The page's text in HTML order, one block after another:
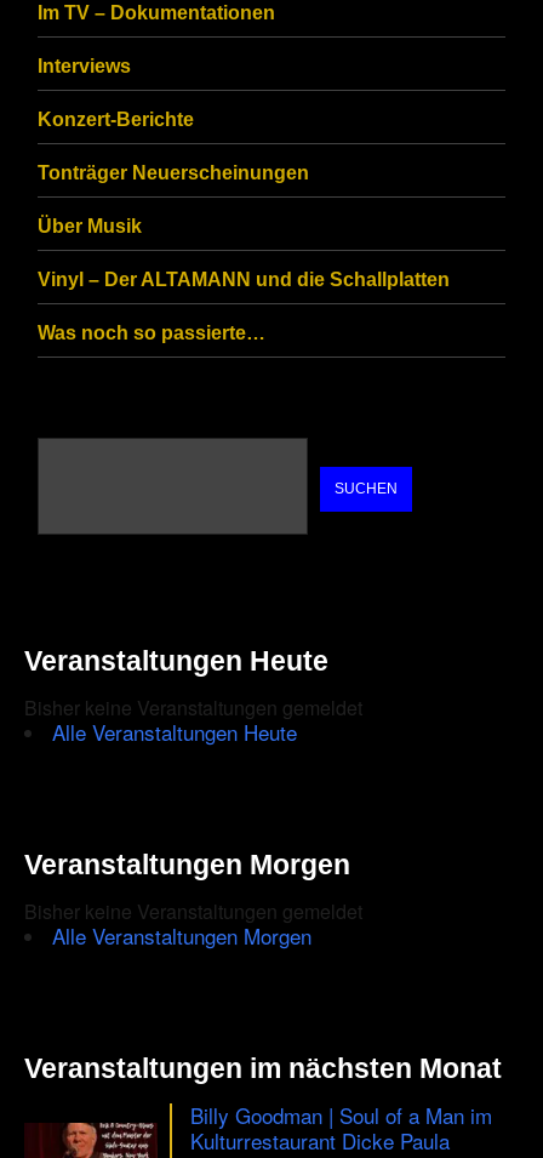
ensure
that
you
are
human.
Im TV – Dokumentationen
Interviews
Konzert-Berichte
Tonträger Neuerscheinungen
Über Musik
Vinyl – Der ALTAMANN und die Schallplatten
Was noch so passierte…
SUCHEN
Veranstaltungen Heute
Bisher keine Veranstaltungen gemeldet
Alle Veranstaltungen Heute
Veranstaltungen Morgen
Bisher keine Veranstaltungen gemeldet
Alle Veranstaltungen Morgen
Veranstaltungen im nächsten Monat
Billy Goodman | Soul of a Man im
Kulturrestaurant Dicke Paula